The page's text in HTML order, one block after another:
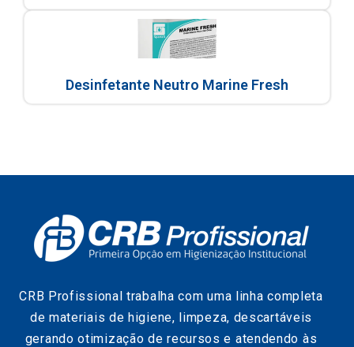
Desinfetante Neutro Marine Fresh
CRB Profissional trabalha com uma linha completa
de materiais de higiene, limpeza, descartáveis
gerando otimização de recursos e atendendo às